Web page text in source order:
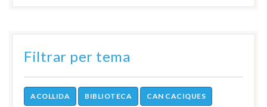
Filtrar per tema
ACOLLIDA BIBLIOTECA CAN CACIQUES